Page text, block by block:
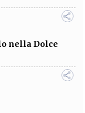
nella Dolce